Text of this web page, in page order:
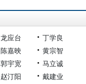
龙应台
丁学良
陈嘉映
黄宗智
郭宇宽
马立诚
赵汀阳
戴建业